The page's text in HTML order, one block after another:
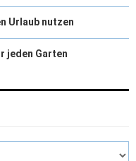
Urlaub nutzen
jeden Garten